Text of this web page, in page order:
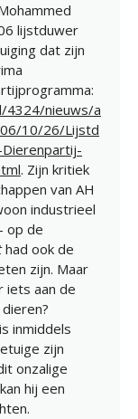
lijstduwer
dat zijn
nieuws/a
10/26/Lijstd
. Zijn kritiek
van AH
industrieel
op de
had ook de
zijn. Maar
iets aan de
inmiddels
zijn
onzalige
hij een